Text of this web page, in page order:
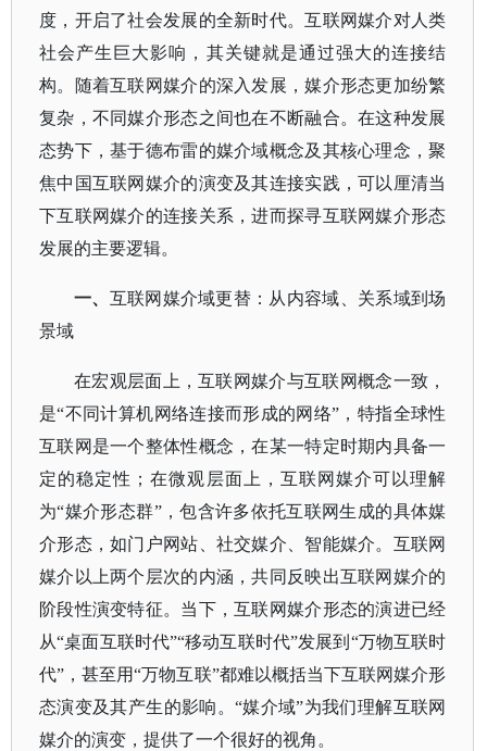
度，开启了社会发展的全新时代。互联网媒介对人类
社会产生巨大影响，其关键就是通过强大的连接结
构。随着互联网媒介的深入发展，媒介形态更加纷繁
复杂，不同媒介形态之间也在不断融合。在这种发展
态势下，基于德布雷的媒介域概念及其核心理念，聚
焦中国互联网媒介的演变及其连接实践，可以厘清当
下互联网媒介的连接关系，进而探寻互联网媒介形态
发展的主要逻辑。
一、 互联网媒介域更替：从内容域、关系域到场
景域
在宏观层面上，互联网媒介与互联网概念一致，
是“不同计算机网络连接而形成的网络”，特指全球性
互联网是一个整体性概念，在某一特定时期内具备一
定的稳定性；在微观层面上，互联网媒介可以理解
为“媒介形态群”，包含许多依托互联网生成的具体媒
介形态，如门户网站、社交媒介、智能媒介。互联网
媒介以上两个层次的内涵，共同反映出互联网媒介的
阶段性演变特征。当下，互联网媒介形态的演进已经
从“桌面互联时代”“移动互联时代”发展到“万物互联时
代”，甚至用“万物互联”都难以概括当下互联网媒介形
态演变及其产生的影响。“媒介域”为我们理解互联网
媒介的演变，提供了一个很好的视角。